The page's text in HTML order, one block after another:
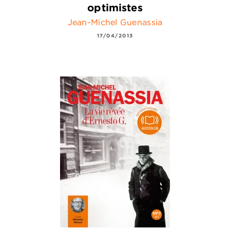
optimistes
Jean-Michel Guenassia
17/04/2013